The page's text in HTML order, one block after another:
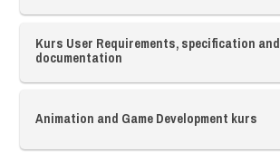
Kurs User Requirements, specification and
documentation
Animation and Game Development kurs